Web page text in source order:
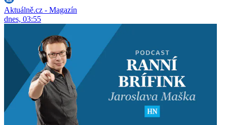
Aktuálně.cz - Magazín
dnes, 03:55